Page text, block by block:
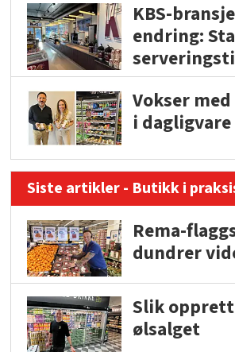
KBS-
endring:
Vokser
i dagligvare
Siste artikler - Butikk i
Rema-
dundrer
Slik
ølsalget